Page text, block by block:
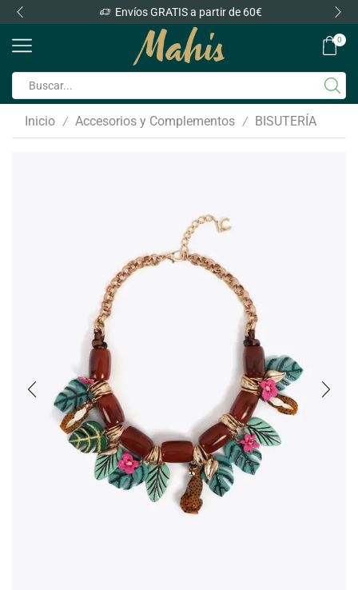
Envíos GRATIS a partir de 60€
0
Inicio / Accesorios y Complementos / BISUTERÍA